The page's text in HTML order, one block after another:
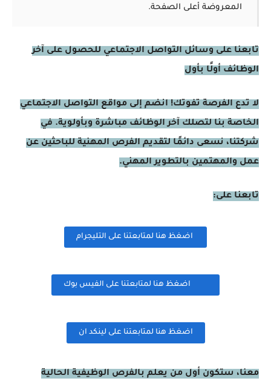
المعروضة أعلى الصفحة.
تابعنا على وسائل التواصل الاجتماعي للحصول على آخر
الوظائف أولًا بأول
لا تدع الفرصة تفوتك! انضم إلى مواقع التواصل الاجتماعي
الخاصة بنا لتصلك آخر الوظائف مباشرة وبأولوية. في
شركتنا، نسعى دائمًا لتقديم الفرص المهنية للباحثين عن
عمل والمهتمين بالتطوير المهني.
تابعنا على:
اضغظ هنا لمتابعتنا على التليجرام
اضغظ هنا لمتابعتنا على الفيس بوك
اضغظ هنا لمتابعتنا على لينكد ان
معنا، ستكون أول من يعلم بالفرص الوظيفية الحالية